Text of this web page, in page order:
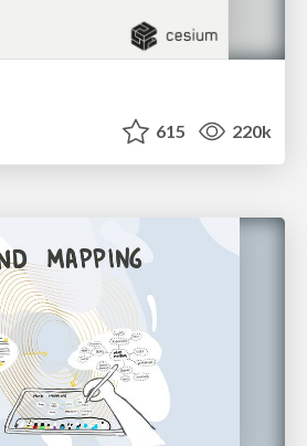
615 220k